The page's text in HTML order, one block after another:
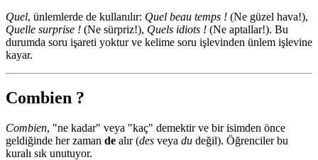
Quel, ünlemlerde de kullanılır: Quel beau temps ! (Ne güzel hava!),
Quelle surprise ! (Ne sürpriz!), Quels idiots ! (Ne aptallar!). Bu
durumda soru işareti yoktur ve kelime soru işlevinden ünlem işlevine
kayar.
Combien ?
Combien, "ne kadar" veya "kaç" demektir ve bir isimden önce
geldiğinde her zaman de alır (des veya du değil). Öğrenciler bu
kuralı sık unutuyor.